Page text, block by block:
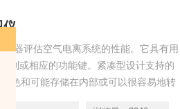
仪
仪器评估空气电离系统的性能。它具有用
制或相应的功能键。紧凑型设计支持的
色和可能存储在内部或可以很容易地转